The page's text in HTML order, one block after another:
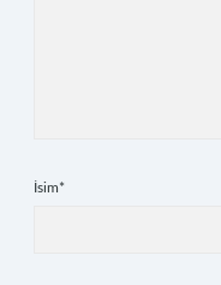
İsim*